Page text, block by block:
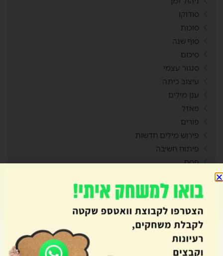
סודוקו
סוכות
סוף שנה
סיכום
סנגור עצמי
עיצוב כיתה
ענן מילים
פאזל
פורים
פירוש מילים חדשות
פיתוח חשיבה
פסח
פעילות שיא
קאנבה
קובייה
קיץ